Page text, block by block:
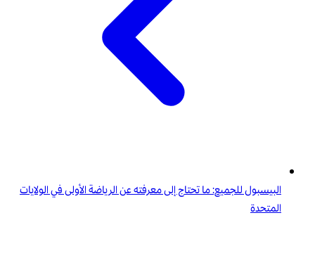
البيسبول للجميع: ما تحتاج إلى معرفته عن الرياضة الأولى في الولايات
المتحدة